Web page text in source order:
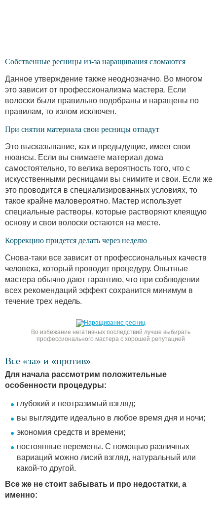
Собственные ресницы из-за наращивания сломаются
Данное утверждение также неоднозначно. Во многом
это зависит от профессионализма мастера. Если
волоски были правильно подобраны и наращены по
правилам, то излом исключен.
При снятии материала свои ресницы отпадут
Это высказывание, как и предыдущие, имеет свои
нюансы. Если вы снимаете материал дома
самостоятельно, то велика вероятность того, что с
искусственными ресницами вы снимите и свои. Если же
это проводится в специализированных условиях, то
такое крайне маловероятно. Мастер использует
специальные растворы, которые растворяют клеящую
основу и свои волоски остаются на месте.
Коррекцию придется делать через неделю
Снова-таки все зависит от профессиональных качеств
человека, который проводит процедуру. Опытные
мастера обычно дают гарантию, что при соблюдении
всех рекомендаций эффект сохранится минимум в
течение трех недель.
Во избежание негативных последствий лучше выбирать
профессионального мастера с хорошей репутацией
Все «за» и «против»
Для начала рассмотрим положительные
особенности процедуры:
глубокий и неотразимый взгляд;
вы выглядите идеально в любое время дня и ночи;
экономия средств и времени;
постоянные перемены. С помощью различных
вариаций можно лисий взгляд, натуральный или
какой-то другой.
Все же не стоит забывать и про недостатки, а
именно: